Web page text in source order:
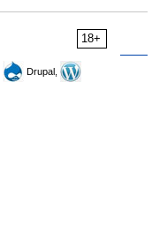
18+
Drupal,